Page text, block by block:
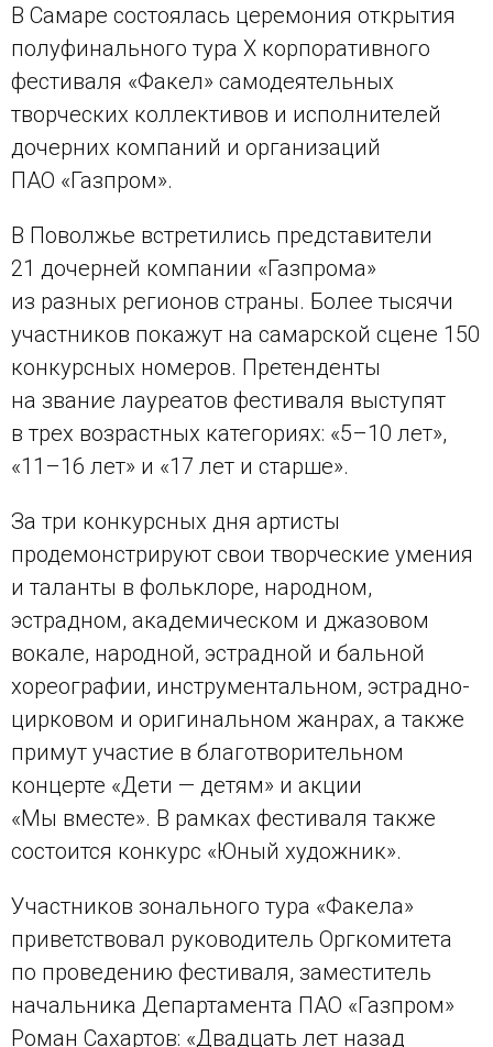
В Самаре состоялась церемония открытия
полуфинального тура X корпоративного
фестиваля «Факел» самодеятельных
творческих коллективов и исполнителей
дочерних компаний и организаций
ПАО «Газпром».
В Поволжье встретились представители
21 дочерней компании «Газпрома»
из разных регионов страны. Более тысячи
участников покажут на самарской сцене 150
конкурсных номеров. Претенденты
на звание лауреатов фестиваля выступят
в трех возрастных категориях: «5–10 лет»,
«11–16 лет» и «17 лет и старше».
За три конкурсных дня артисты
продемонстрируют свои творческие умения
и таланты в фольклоре, народном,
эстрадном, академическом и джазовом
вокале, народной, эстрадной и бальной
хореографии, инструментальном, эстрадно-
цирковом и оригинальном жанрах, а также
примут участие в благотворительном
концерте «Дети — детям» и акции
«Мы вместе». В рамках фестиваля также
состоится конкурс «Юный художник».
Участников зонального тура «Факела»
приветствовал руководитель Оргкомитета
по проведению фестиваля, заместитель
начальника Департамента ПАО «Газпром»
Роман Сахартов: «Двадцать лет назад